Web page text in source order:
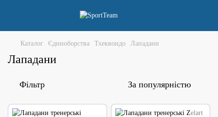
Каталог Єдиноборства Тхеквондо Лападани
Лападани
Фільтр За популярністю